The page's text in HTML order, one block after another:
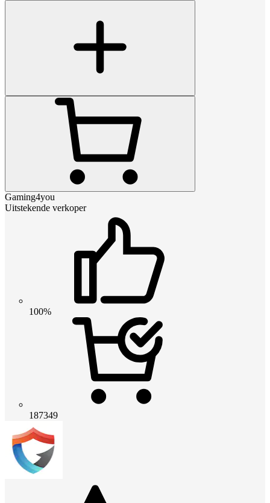
Gaming4you
Uitstekende verkoper
100%
187349